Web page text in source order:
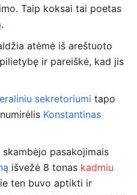
Taip koksai tai poetas
.
atėmė iš areštuoto
pilietybę ir pareiškė, kad jis
sekretoriumi tapo
Konstantinas
skambėjo pasakojimais
išvežė 8 tonas kadmiu
ten buvo aptikti ir